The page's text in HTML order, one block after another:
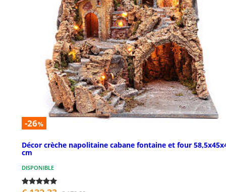
-26%
Décor crèche napolitaine cabane fontaine et four
cm
DISPONIBLE